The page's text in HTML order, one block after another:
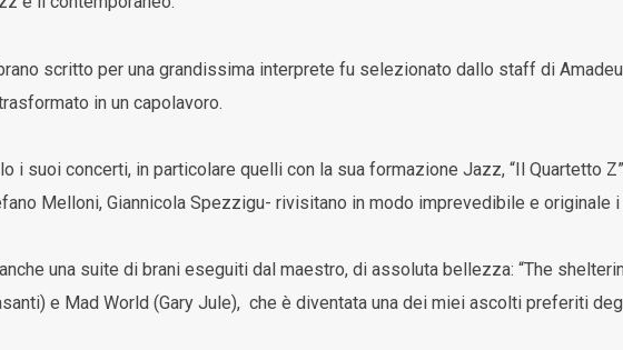
scritto per una grandissima interprete fu selezionato dallo staff di
in un capolavoro.
i suoi concerti, in particolare quelli con la sua formazione Jazz, “Il Quartetto
Melloni, Giannicola Spezzigu- rivisitano in modo imprevedibile e originale
una suite di brani eseguiti dal maestro, di assoluta bellezza: “The
e Mad World (Gary Jule), che è diventata una dei miei ascolti preferiti